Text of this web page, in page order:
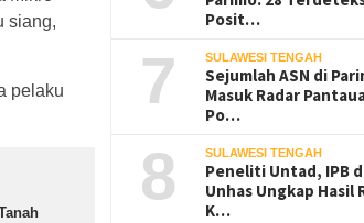
siang,
pelaku
Posit…
7 SULAWESI TENGAH
Sejumlah ASN di
Masuk Radar
Po…
8 SULAWESI TENGAH
Peneliti Untad, IPB
Unhas Ungkap Hasil
K…